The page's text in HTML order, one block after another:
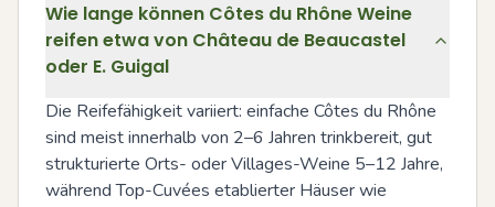
Wie lange können Côtes du Rhône Weine
reifen etwa von Château de Beaucastel
oder E. Guigal
Die Reifefähigkeit variiert: einfache Côtes du Rhône
sind meist innerhalb von 2–6 Jahren trinkbereit, gut
strukturierte Orts- oder Villages-Weine 5–12 Jahre,
während Top-Cuvées etablierter Häuser wie